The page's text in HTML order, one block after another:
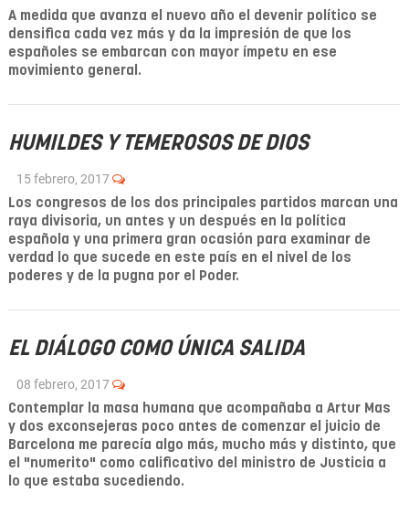
A medida que avanza el nuevo año el devenir político se
densifica cada vez más y da la impresión de que los
españoles se embarcan con mayor ímpetu en ese
movimiento general.
HUMILDES Y TEMEROSOS DE DIOS
15 febrero, 2017
Los congresos de los dos principales partidos marcan una
raya divisoria, un antes y un después en la política
española y una primera gran ocasión para examinar de
verdad lo que sucede en este país en el nivel de los
poderes y de la pugna por el Poder.
EL DIÁLOGO COMO ÚNICA SALIDA
08 febrero, 2017
Contemplar la masa humana que acompañaba a Artur Mas
y dos exconsejeras poco antes de comenzar el juicio de
Barcelona me parecía algo más, mucho más y distinto, que
el "numerito" como calificativo del ministro de Justicia a
lo que estaba sucediendo.